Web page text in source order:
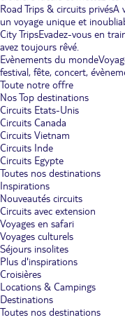
Road Trips & circuits privésA
un voyage unique et
City TripsEvadez-vous en
avez toujours rêvé.
Evènements du monde
festival, fête, concert,
Toute notre offre
Nos Top destinations
Circuits Etats-Unis
Circuits Canada
Circuits Vietnam
Circuits Inde
Circuits Egypte
Toutes nos destinations
Inspirations
Nouveautés circuits
Circuits avec extension
Voyages en safari
Voyages culturels
Séjours insolites
Plus d'inspirations
Croisières
Locations & Campings
Destinations
Toutes nos destinations